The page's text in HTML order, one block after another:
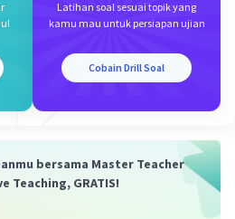
Latihan soal sesuai topik yang
kamu mau untuk persiapan ujian
Cobain Drill Soal
bersama Master Teacher
Teaching, GRATIS!